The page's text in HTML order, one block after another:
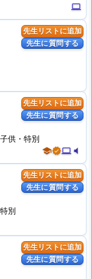
computer
先生リストに追加
先生に質問する
先生リストに追加
先生に質問する
schoolverifiedcomputer volume_mute
供・特別
先生リストに追加
先生に質問する
別
先生リストに追加
先生に質問する